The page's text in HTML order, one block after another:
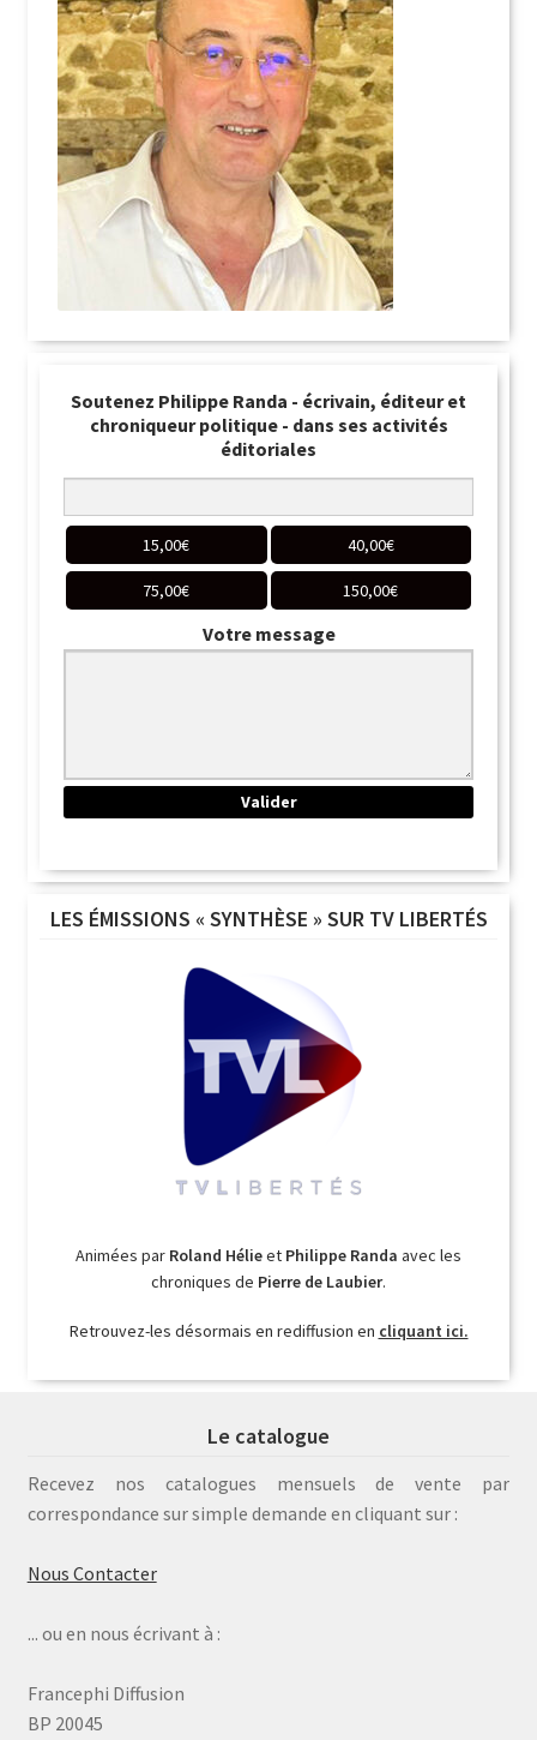
Soutenez Philippe Randa - écrivain, éditeur et
chroniqueur politique - dans ses activités
éditoriales
15,00€ 40,00€
75,00€ 150,00€
Votre message
LES ÉMISSIONS « SYNTHÈSE » SUR TV LIBERTÉS
Animées par Roland Hélieet Philippe Randa avec les
chroniques de Pierre de Laubier.
Retrouvez-les désormais en rediffusion en cliquant ici.
Le catalogue
Recevez nos catalogues mensuels de vente par
correspondance sur simple demande en cliquant sur :
Nous Contacter
... ou en nous écrivant à :
Francephi Diffusion
BP 20045